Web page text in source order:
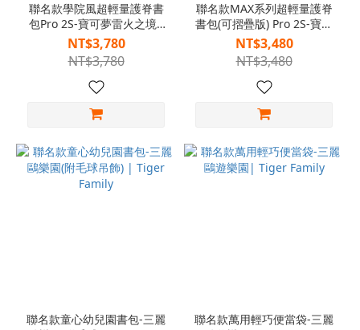
聯名款學院風超輕量護脊書
包Pro 2S-寶可夢雷火之境|
Tiger Family
NT$3,780
NT$3,780
聯名款MAX系列超輕量護脊
書包(可摺疊版) Pro 2S-寶可
夢雷火之境 28L| Tiger Max
NT$3,480
NT$3,480
聯名款童心幼兒園書包-三麗
聯名款萬用輕巧便當袋-三麗